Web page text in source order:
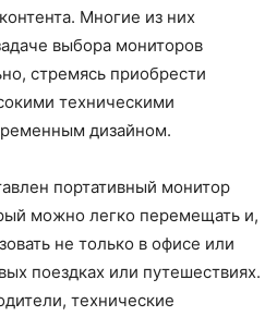
Многие из них
выбора мониторов
стремясь приобрести
техническими
дизайном.
портативный монитор
можно легко перемещать и,
не только в офисе или
поездках или путешествиях.
технические